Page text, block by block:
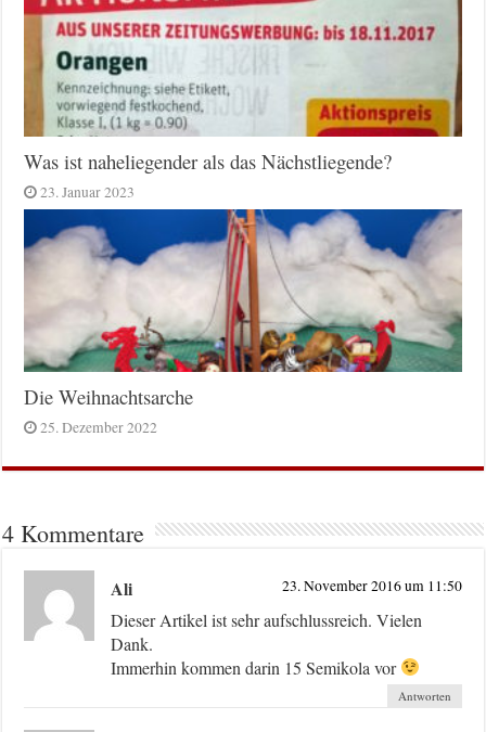
Was ist naheliegender als das Nächstliegende?
23. Januar 2023
Die Weihnachtsarche
25. Dezember 2022
4 Kommentare
Ali 23. November 2016 um 11:50
Dieser Artikel ist sehr aufschlussreich. Vielen
Dank.
Immerhin kommen darin 15 Semikola vor
Antworten